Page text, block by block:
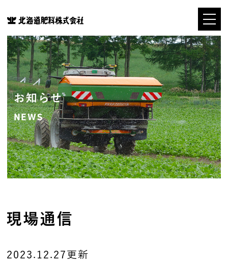
お知らせ
NEWS
現場通信
2023.12.27更新